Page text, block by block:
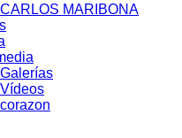
CARLOS MARIBONA
Galerías
Vídeos